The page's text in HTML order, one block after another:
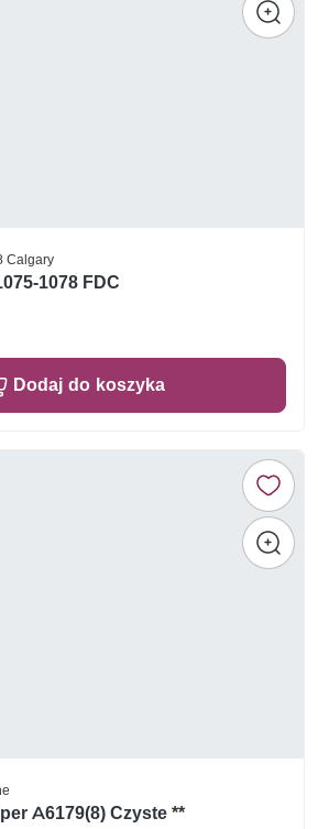
Calgary
1078 FDC
Dodaj do koszyka
A6179(8) Czyste **